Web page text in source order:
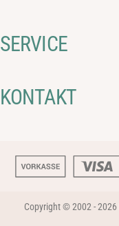
SERVICE
KONTAKT
Copyright © 2002 - 2026